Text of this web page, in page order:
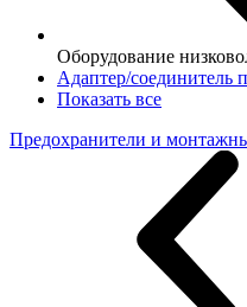
Оборудование
Адаптер/соединитель
Показать все
Предохранители и